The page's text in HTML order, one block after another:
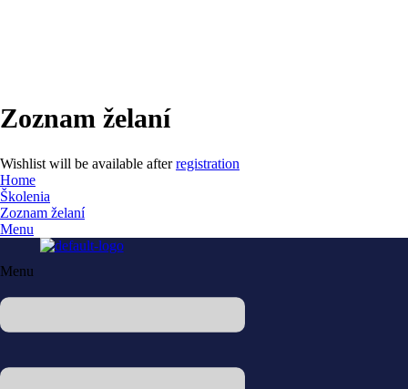
Zoznam želaní
Wishlist will be available afterregistration
Home
Školenia
Zoznam želaní
Menu
Menu